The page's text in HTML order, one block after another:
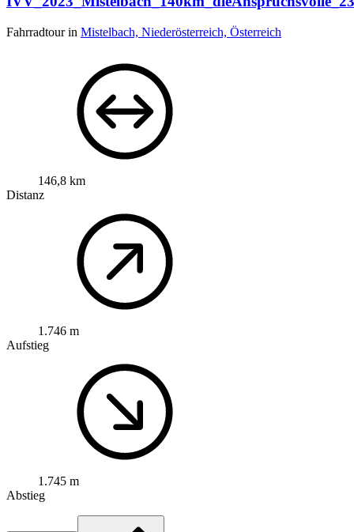
Fahrradtour in Mistelbach, Niederösterreich, Österreich
146,8 km
Distanz
1.746 m
Aufstieg
1.745 m
Abstieg